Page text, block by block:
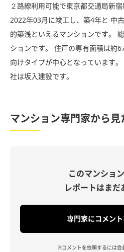
２路線利用可能で東京都交通局新
2022年03月に竣工し、築4年と 中
的築浅といえるマンションです。
ションです。 住戸の専有面積は約
向けタイプが中心となっています
社は坂入建設です。
マンション専門家から
このマンショ
レポートはまだ
専門家にコメン
※コメントを依頼するには会